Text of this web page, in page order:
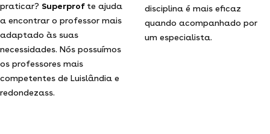
praticar? Superprof te ajuda
a encontrar o professor mais
adaptado às suas
necessidades. Nós possuímos
os professores mais
competentes de Luislândia e
redondezass.
disciplina é mais eficaz
quando acompanhado por
um especialista.